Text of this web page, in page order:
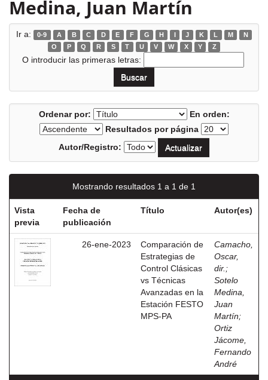
Medina, Juan Martín
Ir a: 0-9 A B C D E F G H I J K L M
N
O
P Q R S T U V W X Y Z
O introducir las primeras letras:
Ordenar por:
En orden:
Resultados por página
Autor/Registro:
Mostrando resultados 1 a 1 de 1
Vista
previa
Fecha de
publicación
Título Autor(es)
26-ene-2023
Comparación de
Estrategias de
Control Clásicas
vs Técnicas
Avanzadas en la
Estación FESTO
MPS-PA
Camacho,
Oscar,
dir. ;
Sotelo
Medina,
Juan
Martín;
Ortiz
Jácome,
Fernando
André